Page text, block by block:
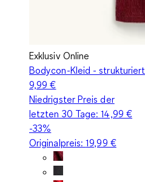
Exklusiv Online
Bodycon-Kleid - strukturiert
9,99 €
Niedrigster Preis der
letzten 30 Tage:14,99 €
-33%
Originalpreis:19,99 €